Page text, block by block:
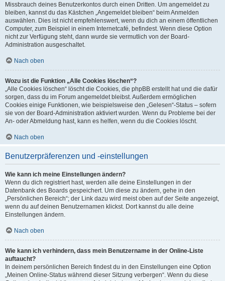
Missbrauch deines Benutzerkontos durch einen Dritten. Um angemeldet zu
bleiben, kannst du das Kästchen „Angemeldet bleiben“ beim Anmelden
auswählen. Dies ist nicht empfehlenswert, wenn du dich an einem öffentlichen
Computer, zum Beispiel in einem Internetcafé, befindest. Wenn diese Option
nicht zur Verfügung steht, dann wurde sie vermutlich von der Board-
Administration ausgeschaltet.
Nach oben
Wozu ist die Funktion „Alle Cookies löschen“?
„Alle Cookies löschen“ löscht die Cookies, die phpBB erstellt hat und die dafür
sorgen, dass du im Forum angemeldet bleibst. Außerdem ermöglichen
Cookies einige Funktionen, wie beispielsweise den „Gelesen“-Status – sofern
sie von der Board-Administration aktiviert wurden. Wenn du Probleme bei der
An- oder Abmeldung hast, kann es helfen, wenn du die Cookies löscht.
Nach oben
Benutzerpräferenzen und -einstellungen
Wie kann ich meine Einstellungen ändern?
Wenn du dich registriert hast, werden alle deine Einstellungen in der
Datenbank des Boards gespeichert. Um diese zu ändern, gehe in den
„Persönlichen Bereich“; der Link dazu wird meist oben auf der Seite angezeigt,
wenn du auf deinen Benutzernamen klickst. Dort kannst du alle deine
Einstellungen ändern.
Nach oben
Wie kann ich verhindern, dass mein Benutzername in der Online-Liste
auftaucht?
In deinem persönlichen Bereich findest du in den Einstellungen eine Option
„Meinen Online-Status während dieser Sitzung verbergen“. Wenn du diese